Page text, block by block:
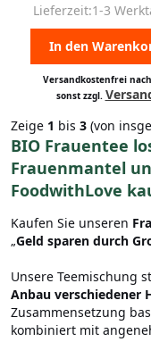
Lieferzeit:1-3
In den
Versandkostenfrei nach
sonst zzgl.
Zeige 1 bis 3 (von
BIO Frauentee
Frauenmantel
FoodwithLove
Kaufen Sie unseren
„Geld sparen durch
Unsere Teemischung
Anbau verschiedener
Zusammensetzung
kombiniert mit